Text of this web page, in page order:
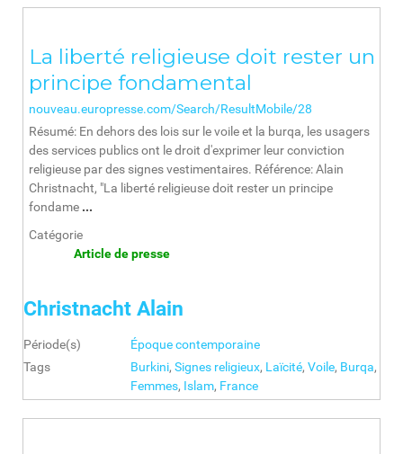
La liberté religieuse doit rester un
principe fondamental
nouveau.europresse.com/Search/ResultMobile/28
Résumé: En dehors des lois sur le voile et la burqa, les usagers
des services publics ont le droit d'exprimer leur conviction
religieuse par des signes vestimentaires. Référence: Alain
Christnacht, "La liberté religieuse doit rester un principe
fondame ...
Catégorie
Article de presse
Christnacht Alain
Période(s)
Époque contemporaine
Tags
Burkini, Signes religieux, Laïcité, Voile, Burqa,
Femmes, Islam, France